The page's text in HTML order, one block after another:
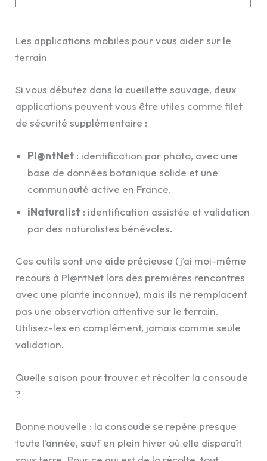
Les applications mobiles pour vous aider sur le
terrain
Si vous débutez dans la cueillette sauvage, deux
applications peuvent vous être utiles comme filet
de sécurité supplémentaire :
Pl@ntNet : identification par photo, avec une
base de données botanique solide et une
communauté active en France.
iNaturalist : identification assistée et validation
par des naturalistes bénévoles.
Ces outils sont une aide précieuse (j’ai moi-même
recours à Pl@ntNet lors des premières rencontres
avec une plante inconnue), mais ils ne remplacent
pas une observation attentive sur le terrain.
Utilisez-les en complément, jamais comme seule
validation.
Quelle saison pour trouver et récolter la consoude
?
Bonne nouvelle : la consoude se repère presque
toute l’année, sauf en plein hiver où elle disparaît